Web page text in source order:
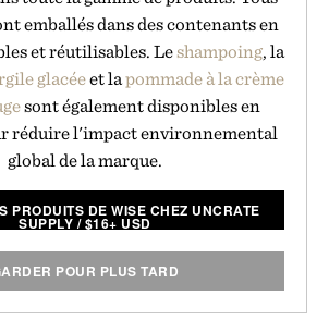
emballés dans des contenants en
et réutilisables. Leshampoing, la
glacéeet lapommade à la crème
sont également disponibles en
réduire l'impact environnemental
global de la marque.
PRODUITS DE WISE CHEZ UNCRATE
SUPPLY /$16+ USD
POUR PLUS TARD